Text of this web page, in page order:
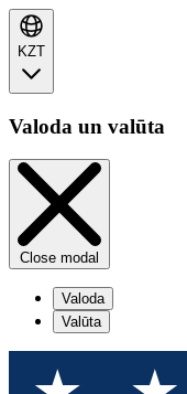
KZT
Valoda un valūta
Close modal
Valoda
Valūta